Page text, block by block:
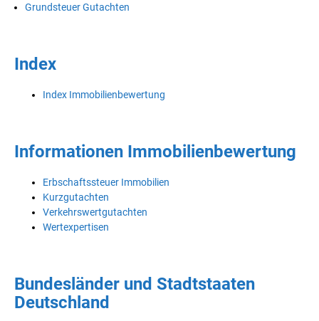
Grundsteuer Gutachten
Index
Index Immobilienbewertung
Informationen Immobilienbewertung
Erbschaftssteuer Immobilien
Kurzgutachten
Verkehrswertgutachten
Wertexpertisen
Bundesländer und Stadtstaaten
Deutschland